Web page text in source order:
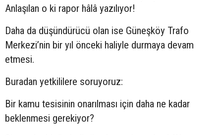
Anlaşılan o ki rapor hâlâ yazılıyor!
Daha da düşündürücü olan ise Güneşköy Trafo
Merkezi’nin bir yıl önceki haliyle durmaya devam
etmesi.
Buradan yetkililere soruyoruz:
Bir kamu tesisinin onarılması için daha ne kadar
beklenmesi gerekiyor?